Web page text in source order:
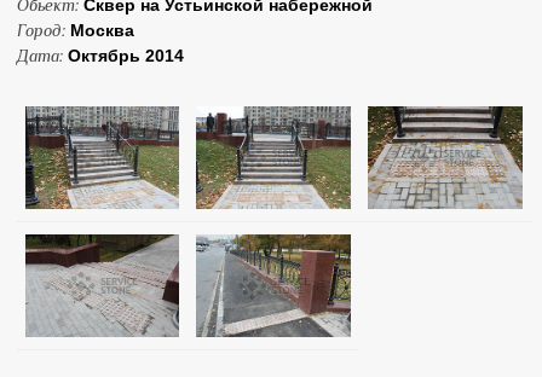
Обьект: Сквер на Устьинской набережной
Город: Москва
Дата: Октябрь 2014